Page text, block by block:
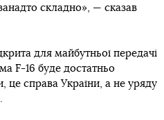
складно», — сказав
для майбутньої передачі
F-16 буде достатньо
це справа України, а не уряду